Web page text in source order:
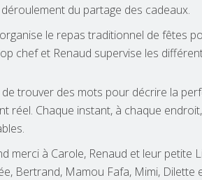
du partage des cadeaux.
le repas traditionnel de fêtes
chef et Renaud supervise les
de trouver des mots pour décrire la
réel. Chaque instant, à chaque
merci à Carole, Renaud et leur petite
Bertrand, Mamou Fafa, Mimi, Dilette